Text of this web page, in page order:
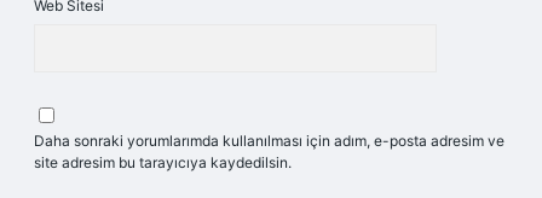
Web Sitesi
Daha sonraki yorumlarımda kullanılması için adım, e-posta adresim ve
site adresim bu tarayıcıya kaydedilsin.